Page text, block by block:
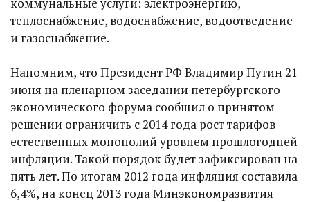
теплоснабжение, водоснабжение, водоотведение
и газоснабжение.
Напомним, что Президент РФ Владимир Путин 21
июня на пленарном заседании петербургского
экономического форума сообщил о принятом
решении ограничить с 2014 года рост тарифов
естественных монополий уровнем прошлогодней
инфляции. Такой порядок будет зафиксирован на
пять лет. По итогам 2012 года инфляция составила
6,4%, на конец 2013 года Минэкономразвития